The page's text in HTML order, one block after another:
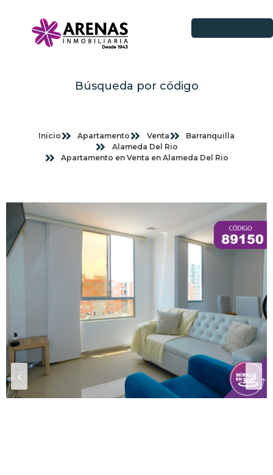
Búsqueda por código
Inicio Apartamento Venta
Barranquilla
Alameda Del Rio
Apartamento en Venta en Alameda Del Rio
‹ ›